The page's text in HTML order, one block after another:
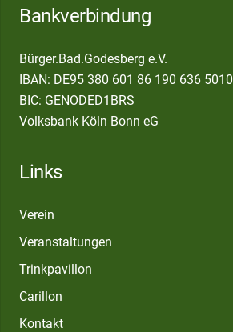
Bankverbindung
Bürger.Bad.Godesberg e.V.
IBAN: DE95 380 601 86 190 636 5010
BIC: GENODED1BRS
Volksbank Köln Bonn eG
Links
Verein
Veranstaltungen
Trinkpavillon
Carillon
Kontakt